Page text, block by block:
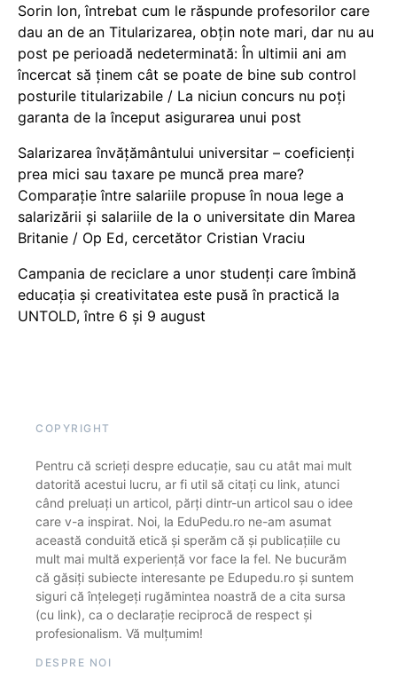
Sorin Ion, întrebat cum le răspunde profesorilor care
dau an de an Titularizarea, obțin note mari, dar nu au
post pe perioadă nedeterminată: În ultimii ani am
încercat să ținem cât se poate de bine sub control
posturile titularizabile / La niciun concurs nu poți
garanta de la început asigurarea unui post
Salarizarea învățământului universitar – coeficienți
prea mici sau taxare pe muncă prea mare?
Comparație între salariile propuse în noua lege a
salarizării și salariile de la o universitate din Marea
Britanie / Op Ed, cercetător Cristian Vraciu
Campania de reciclare a unor studenți care îmbină
educația și creativitatea este pusă în practică la
UNTOLD, între 6 și 9 august
COPYRIGHT
Pentru că scrieți despre educație, sau cu atât mai mult
datorită acestui lucru, ar fi util să citați cu link, atunci
când preluați un articol, părți dintr-un articol sau o idee
care v-a inspirat. Noi, la EduPedu.ro ne-am asumat
această conduită etică și sperăm că și publicațiile cu
mult mai multă experiență vor face la fel. Ne bucurăm
că găsiți subiecte interesante pe Edupedu.ro și suntem
siguri că înțelegeți rugămintea noastră de a cita sursa
(cu link), ca o declarație reciprocă de respect și
profesionalism. Vă mulțumim!
DESPRE NOI